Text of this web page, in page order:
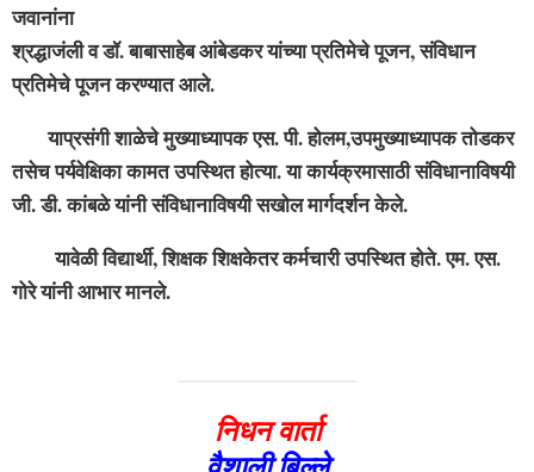
जवानांना
श्रद्धाजंली व डॉ. बाबासाहेब आंबेडकर यांच्या प्रतिमेचे पूजन, संविधान
प्रतिमेचे पूजन करण्यात आले.
याप्रसंगी शाळेचे मुख्याध्यापक एस. पी. होलम,उपमुख्याध्यापक तोडकर
तसेच पर्यवेक्षिका कामत उपस्थित होत्या. या कार्यक्रमासाठी संविधानाविषयी
जी. डी. कांबळे यांनी संविधानाविषयी सखोल मार्गदर्शन केले.
यावेळी विद्यार्थी, शिक्षक शिक्षकेतर कर्मचारी उपस्थित होते. एम. एस.
गोरे यांनी आभार मानले.
निधन वार्ता